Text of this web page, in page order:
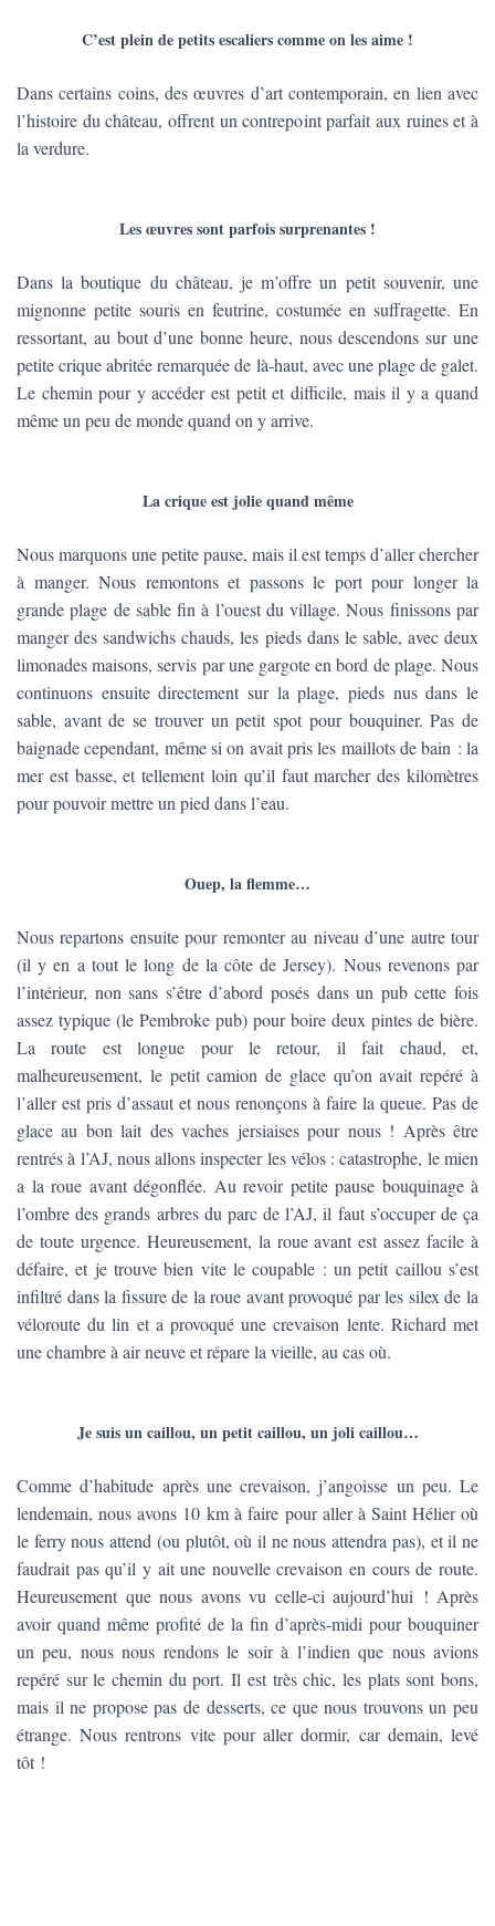
C’est plein de petits escaliers comme on les aime !
Dans certains coins, des œuvres d’art contemporain, en lien avec
l’histoire du château, offrent un contrepoint parfait aux ruines et à
la verdure.
Les œuvres sont parfois surprenantes !
Dans la boutique du château, je m’offre un petit souvenir, une
mignonne petite souris en feutrine, costumée en suffragette. En
ressortant, au bout d’une bonne heure, nous descendons sur une
petite crique abritée remarquée de là-haut, avec une plage de galet.
Le chemin pour y accéder est petit et difficile, mais il y a quand
même un peu de monde quand on y arrive.
La crique est jolie quand même
Nous marquons une petite pause, mais il est temps d’aller chercher
à manger. Nous remontons et passons le port pour longer la
grande plage de sable fin à l’ouest du village. Nous finissons par
manger des sandwichs chauds, les pieds dans le sable, avec deux
limonades maisons, servis par une gargote en bord de plage. Nous
continuons ensuite directement sur la plage, pieds nus dans le
sable, avant de se trouver un petit spot pour bouquiner. Pas de
baignade cependant, même si on avait pris les maillots de bain : la
mer est basse, et tellement loin qu’il faut marcher des kilomètres
pour pouvoir mettre un pied dans l’eau.
Ouep, la flemme…
Nous repartons ensuite pour remonter au niveau d’une autre tour
(il y en a tout le long de la côte de Jersey). Nous revenons par
l’intérieur, non sans s’être d’abord posés dans un pub cette fois
assez typique (le Pembroke pub) pour boire deux pintes de bière.
La route est longue pour le retour, il fait chaud, et,
malheureusement, le petit camion de glace qu’on avait repéré à
l’aller est pris d’assaut et nous renonçons à faire la queue. Pas de
glace au bon lait des vaches jersiaises pour nous ! Après être
rentrés à l’AJ, nous allons inspecter les vélos : catastrophe, le mien
a la roue avant dégonflée. Au revoir petite pause bouquinage à
l’ombre des grands arbres du parc de l’AJ, il faut s’occuper de ça
de toute urgence. Heureusement, la roue avant est assez facile à
défaire, et je trouve bien vite le coupable : un petit caillou s’est
infiltré dans la fissure de la roue avant provoqué par les silex de la
véloroute du lin et a provoqué une crevaison lente. Richard met
une chambre à air neuve et répare la vieille, au cas où.
Je suis un caillou, un petit caillou, un joli caillou…
Comme d’habitude après une crevaison, j’angoisse un peu. Le
lendemain, nous avons 10 km à faire pour aller à Saint Hélier où
le ferry nous attend (ou plutôt, où il ne nous attendra pas), et il ne
faudrait pas qu’il y ait une nouvelle crevaison en cours de route.
Heureusement que nous avons vu celle-ci aujourd’hui ! Après
avoir quand même profité de la fin d’après-midi pour bouquiner
un peu, nous nous rendons le soir à l’indien que nous avions
repéré sur le chemin du port. Il est très chic, les plats sont bons,
mais il ne propose pas de desserts, ce que nous trouvons un peu
étrange. Nous rentrons vite pour aller dormir, car demain, levé
tôt !